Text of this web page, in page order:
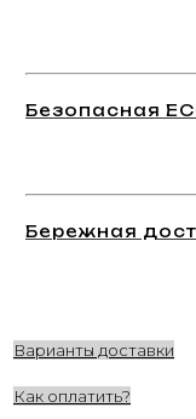
Безопасная
Бережная
Варианты доставки
Как оплатить?